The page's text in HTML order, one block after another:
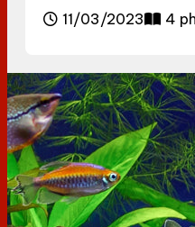
11/03/2023 4